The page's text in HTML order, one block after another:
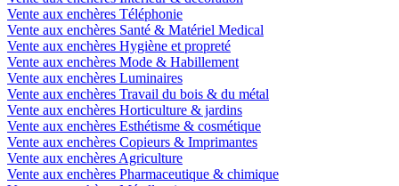
Vente aux enchères Téléphonie
Vente aux enchères Santé & Matériel Medical
Vente aux enchères Hygiène et propreté
Vente aux enchères Mode & Habillement
Vente aux enchères Luminaires
Vente aux enchères Travail du bois & du métal
Vente aux enchères Horticulture & jardins
Vente aux enchères Esthétisme & cosmétique
Vente aux enchères Copieurs & Imprimantes
Vente aux enchères Agriculture
Vente aux enchères Pharmaceutique & chimique